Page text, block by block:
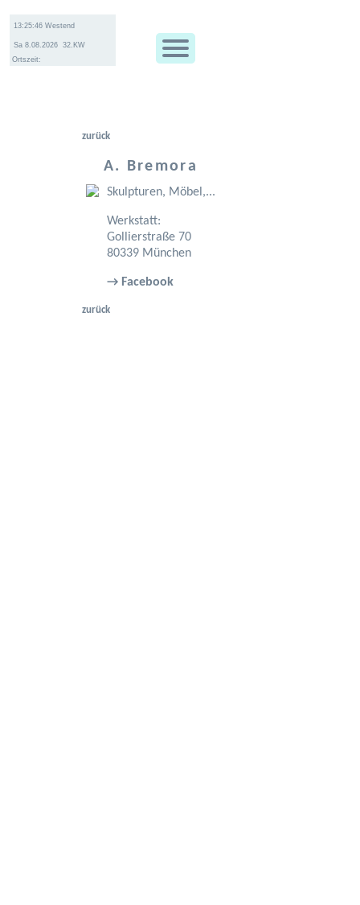
Ortszeit:
zurück
A. Bremora
Skulpturen, Möbel,...
Werkstatt:
Gollierstraße 70
80339 München
→ Facebook
zurück